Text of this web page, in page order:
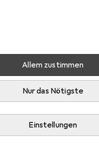
Allem zustimmen
Nur das Nötigste
Einstellungen
Outdoorschuhe Zubehör